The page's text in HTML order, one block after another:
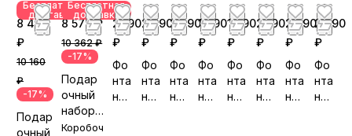
Бесплатная
доставка
8 470
₽
10 160
₽
-17%
Подар
очный
Бесплатная
доставка
8 572 ₽
10 362 ₽
-17%
Подар
очный
набор
«Аплод
Коробоч
2 190
₽
Фо
нта
н
2 690
₽
Фо
нта
н
2 390
₽
Фо
нта
н
1 990
₽
Фо
нта
н
1 990
₽
Фо
нта
н
2 190
₽
Фо
нта
н
2 290
₽
Фо
нта
н
2 290
₽
Фо
нта
н